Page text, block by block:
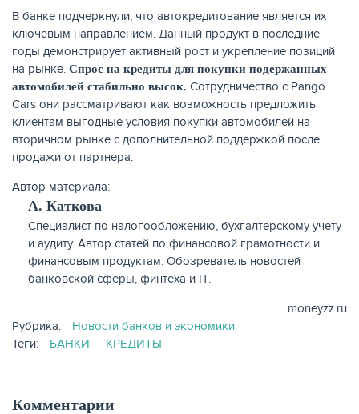
В банке подчеркнули, что автокредитование является их
ключевым направлением. Данный продукт в последние
годы демонстрирует активный рост и укрепление позиций
на рынке. Спрос на кредиты для покупки подержанных
автомобилей стабильно высок. Сотрудничество с Pango
Cars они рассматривают как возможность предложить
клиентам выгодные условия покупки автомобилей на
вторичном рынке с дополнительной поддержкой после
продажи от партнера.
Автор материала:
А. Каткова
Cпециалист по налогообложению, бухгалтерскому учету
и аудиту. Автор статей по финансовой грамотности и
финансовым продуктам. Обозреватель новостей
банковской сферы, финтеха и IT.
moneyzz.ru
Рубрика:
Новости банков и экономики
Теги:
БАНКИ КРЕДИТЫ
Комментарии